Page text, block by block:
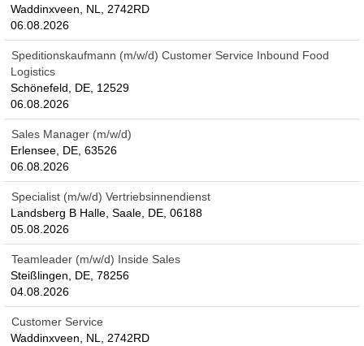
Waddinxveen, NL, 2742RD
06.08.2026
Speditionskaufmann (m/w/d) Customer Service Inbound Food
Logistics
Schönefeld, DE, 12529
06.08.2026
Sales Manager (m/w/d)
Erlensee, DE, 63526
06.08.2026
Specialist (m/w/d) Vertriebsinnendienst
Landsberg B Halle, Saale, DE, 06188
05.08.2026
Teamleader (m/w/d) Inside Sales
Steißlingen, DE, 78256
04.08.2026
Customer Service
Waddinxveen, NL, 2742RD